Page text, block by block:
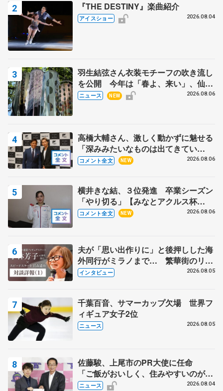
『THE DESTINY』楽曲紹介
アイスショー 2026.08.04
羽生結弦さん衣装モチーフの吹き流し
を公開 今年は「春よ、来い」、仙台
の瑞鳳殿
ニュース NEW 2026.08.06
高橋大輔さん、激しく動かずに魅せる
「深みみたいなものは出てきてい
る？」 〝兄さん〟と慕うレジェンド
コメント全文 NEW 2026.08.06
横井きな結、３位発進 卒業シーズン
「やり切る」【みなとアクルス杯
SP】
コメント全文 NEW 2026.08.06
夫が「思い出作りに」と後押しした海
外同行がミラノまで… 繁華街のリン
クでは不良のお兄さんも味方に 小林
インタビュー 2026.08.05
千葉百音、サマーカップ欠場 世界フ
ィギュア女子2位
ニュース 2026.08.05
佐藤駿、上尾市のPR大使に任命
「ご飯がおいしく、住みやすいのが魅
力」
ニュース 2026.08.04